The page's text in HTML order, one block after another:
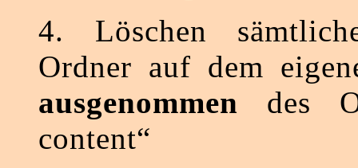
4. Löschen
Ordner auf dem
ausgenommen des
content“